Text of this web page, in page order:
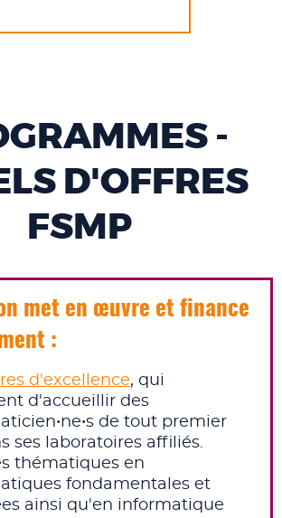
-
D'OFFRES
FSMP
met en œuvre et finance
:
d'excellence, qui
d'accueillir des
de tout premier
ses laboratoires affiliés.
thématiques en
fondamentales et
ainsi qu'en informatique